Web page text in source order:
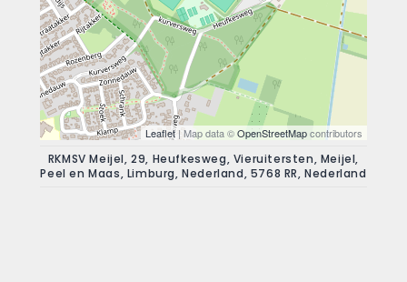
Leaflet| Map data ©OpenStreetMapcontributors
RKMSV Meijel, 29, Heufkesweg, Vieruitersten, Meijel,
Peel en Maas, Limburg, Nederland, 5768 RR, Nederland